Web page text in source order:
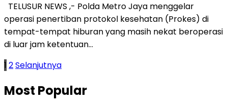
TELUSUR NEWS ,- Polda Metro Jaya menggelar
operasi penertiban protokol kesehatan (Prokes) di
tempat-tempat hiburan yang masih nekat beroperasi
di luar jam ketentuan…
Paginasi
1 2Selanjutnya
Most Popular